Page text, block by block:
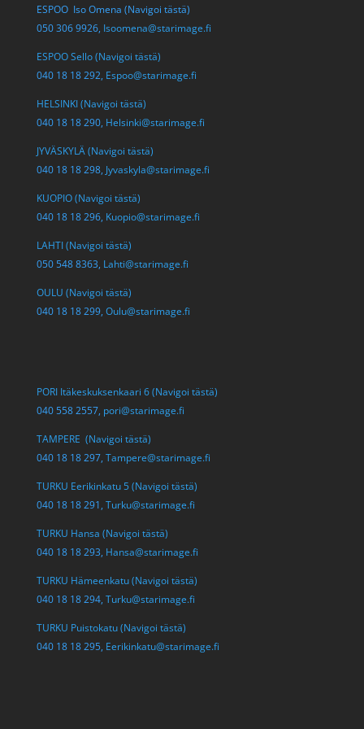
ESPOO Iso Omena (Navigoi tästä)
050 306 9926, Isoomena@starimage.fi
ESPOO Sello (Navigoi tästä)
040 18 18 292, Espoo@starimage.fi
HELSINKI (Navigoi tästä)
040 18 18 290, Helsinki@starimage.fi
JYVÄSKYLÄ (Navigoi tästä)
040 18 18 298, Jyvaskyla@starimage.fi
KUOPIO (Navigoi tästä)
040 18 18 296, Kuopio@starimage.fi
LAHTI (Navigoi tästä)
050 548 8363, Lahti@starimage.fi
OULU (Navigoi tästä)
040 18 18 299, Oulu@starimage.fi
PORI Itäkeskuksenkaari 6 (Navigoi tästä)
040 558 2557, pori@starimage.fi
TAMPERE (Navigoi tästä)
040 18 18 297, Tampere@starimage.fi
TURKU Eerikinkatu 5 (Navigoi tästä)
040 18 18 291, Turku@starimage.fi
TURKU Hansa (Navigoi tästä)
040 18 18 293, Hansa@starimage.fi
TURKU Hämeenkatu (Navigoi tästä)
040 18 18 294, Turku@starimage.fi
TURKU Puistokatu (Navigoi tästä)
040 18 18 295, Eerikinkatu@starimage.fi